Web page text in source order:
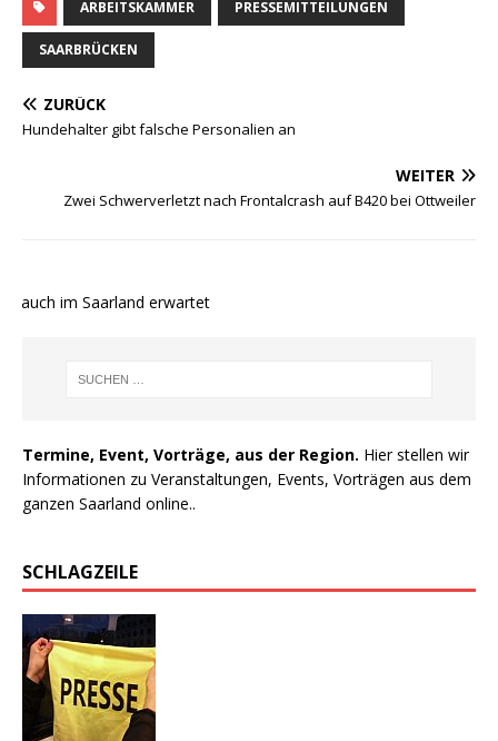
ARBEITSKAMMER PRESSEMITTEILUNGEN
SAARBRÜCKEN
ZURÜCK
Hundehalter gibt falsche Personalien an
WEITER
Zwei Schwerverletzt nach Frontalcrash auf B420 bei Ottweiler
auch im Saarland erwartet
Termine, Event, Vorträge, aus der Region. Hier stellen wir
Informationen zu Veranstaltungen, Events, Vorträgen aus dem
ganzen Saarland online..
SCHLAGZEILE